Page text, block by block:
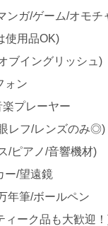
ンガ/ゲーム/オモチ
使用品OK)
ブイングリッシュ)
ォン
楽プレーヤー
レフ/レンズのみ◎)
/ピアノ/音響機材)
ー/望遠鏡
年筆/ボールペン
ィーク品も大歓迎